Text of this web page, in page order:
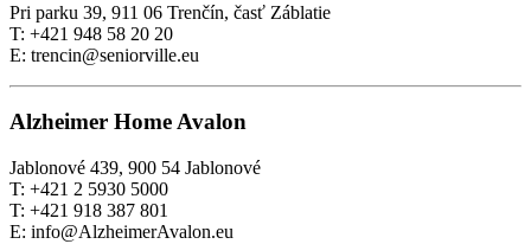
Pri parku 39, 911 06 Trenčín, časť Záblatie
T: +421 948 58 20 20
E: trencin@seniorville.eu
Alzheimer Home Avalon
Jablonové 439, 900 54 Jablonové
T: +421 2 5930 5000
T: +421 918 387 801
E: info@AlzheimerAvalon.eu